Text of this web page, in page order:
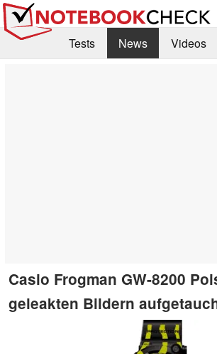
Tests News
Videos
Casio Frogman GW-8200
geleakten Bildern